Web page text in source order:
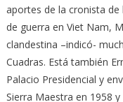
aportes de la cronista
de guerra en Viet Nam,
clandestina –indicó-
Cuadras. Está también
Palacio Presidencial y
Sierra Maestra en 1958